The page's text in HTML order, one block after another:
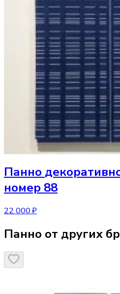
Панно
номер 88
22 000 ₽
Панно от других